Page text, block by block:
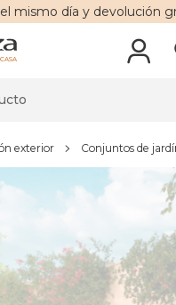
el mismo día y devolución
exterior Conjuntos de